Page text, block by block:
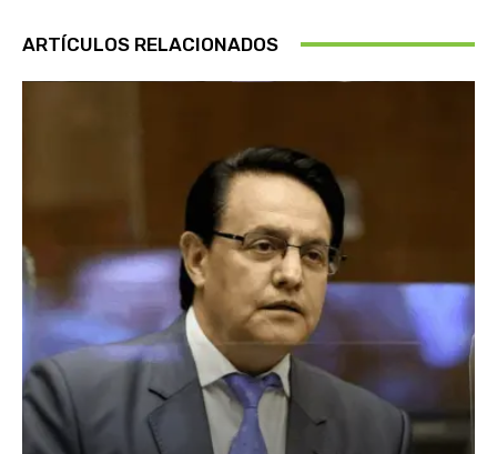
ARTÍCULOS RELACIONADOS